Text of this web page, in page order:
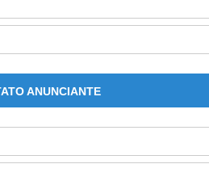
ANUNCIANTE